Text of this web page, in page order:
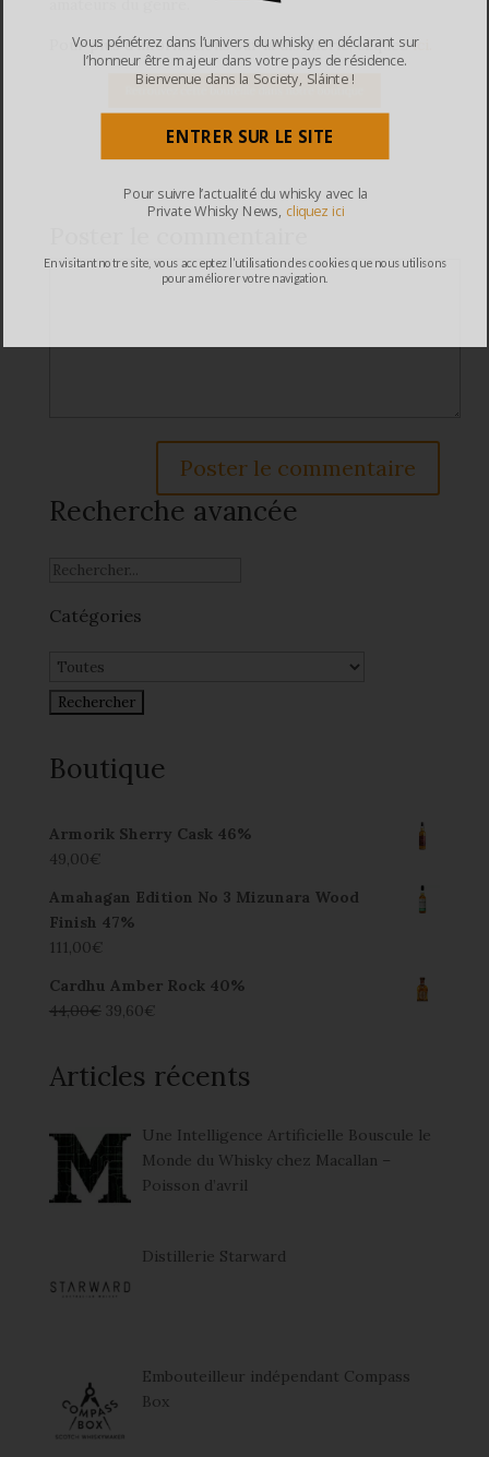
Pour plus d’informations sur la distillerie, cliquezici.
Recherche avancée
Catégories
Boutique
Armorik Sherry Cask 46%
49,00€
Amahagan Edition No 3 Mizunara Wood
Finish 47%
111,00€
Cardhu Amber Rock 40%
44,00€ 39,60€
Articles récents
Une Intelligence Artificielle Bouscule le
Monde du Whisky chez Macallan –
Poisson d’avril
Distillerie Starward
Embouteilleur indépendant Compass
Box
Vous pénétrez dans l’univers du whisky en déclarant sur
l’honneur être majeur dans votre pays de résidence.
Bienvenue dans la Society, Sláinte !
ENTRER SUR LE SITE
En visitant notre site, vous acceptez l’utilisation des cookies que nous utilisons
pour améliorer votre navigation.
Pour suivre l’actualité du whisky avec la
Private Whisky News, cliquez ici